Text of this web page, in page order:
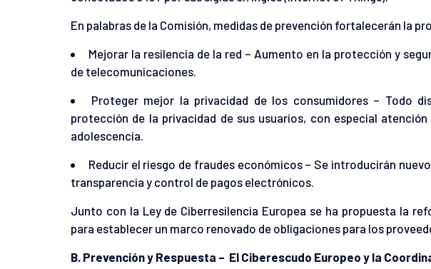
En palabras de la Comisión, medidas de prevención fortalecerán la
Mejorar la resilencia de la red – Aumento en la protección y
de telecomunicaciones.
Proteger mejor la privacidad de los consumidores – Todo
protección de la privacidad de sus usuarios, con especial
adolescencia.
Reducir el riesgo de fraudes económicos – Se introducirán
transparencia y control de pagos electrónicos.
Junto con la Ley de Ciberresilencia Europea se ha propuesta la
para establecer un marco renovado de obligaciones para los
B. Prevención y Respuesta – El Ciberescudo Europeo y la